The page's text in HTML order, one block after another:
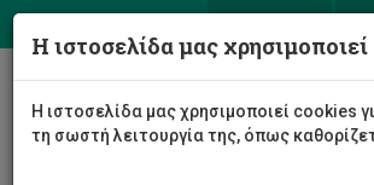
Η ιστοσελίδα μας
Η ιστοσελίδα μας χρησιμοποιεί cookies
τη σωστή λειτουργία της, όπως